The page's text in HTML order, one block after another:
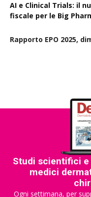
AI e Clinical Trials: il
fiscale per le Big
Rapporto EPO 2025,
Studi scientifici
medici
Ogni settimana, per